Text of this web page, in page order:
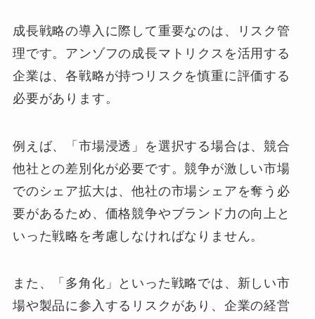
成長戦略の導入に際して重要なのは、リスク管
理です。アンゾフの成長マトリクスを活用する
企業は、各戦略が持つリスクを慎重に評価する
必要があります。
例えば、「市場浸透」を選択する場合は、競合
他社との差別化が必要です。競争が激しい市場
でのシェア拡大は、他社の市場シェアを奪う必
要があるため、価格競争やブランド力の向上と
いった戦略を考慮しなければなりません。
また、「多角化」といった戦略では、新しい市
場や製品に参入するリスクがあり、企業の経営